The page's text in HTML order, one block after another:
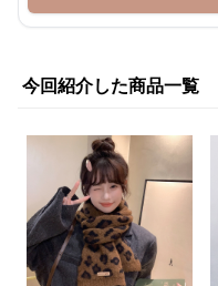
今回紹介した商品一覧